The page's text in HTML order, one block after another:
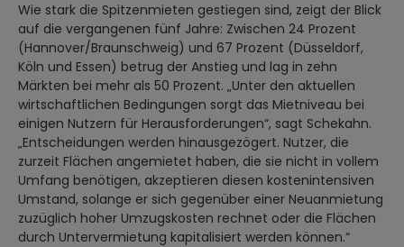
Wie stark die Spitzenmieten gestiegen sind, zeigt der Blick
auf die vergangenen fünf Jahre: Zwischen 24 Prozent
(Hannover/Braunschweig) und 67 Prozent (Düsseldorf,
Köln und Essen) betrug der Anstieg und lag in zehn
Märkten bei mehr als 50 Prozent. „Unter den aktuellen
wirtschaftlichen Bedingungen sorgt das Mietniveau bei
einigen Nutzern für Herausforderungen“, sagt Schekahn.
„Entscheidungen werden hinausgezögert. Nutzer, die
zurzeit Flächen angemietet haben, die sie nicht in vollem
Umfang benötigen, akzeptieren diesen kostenintensiven
Umstand, solange er sich gegenüber einer Neuanmietung
zuzüglich hoher Umzugskosten rechnet oder die Flächen
durch Untervermietung kapitalisiert werden können.“